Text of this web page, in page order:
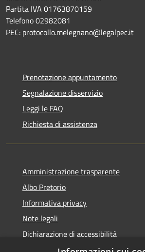
Partita IVA 01763870159
Telefono 02982081
PEC: protocollo.melegnano@legalpec.it
Prenotazione appuntamento
Segnalazione disservizio
Leggi le FAQ
Richiesta di assistenza
Amministrazione trasparente
Albo Pretorio
Informativa privacy
Note legali
Dichiarazione di accessibilità
Attuazione PNRR